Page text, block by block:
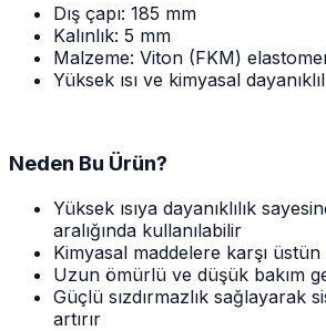
Dış çapı: 185 mm
Kalınlık: 5 mm
Malzeme: Viton (FKM)
Yüksek ısı ve kimyasal
Neden Bu Ürün?
Yüksek ısıya dayanıklılık
aralığında kullanılabilir
Kimyasal maddelere karşı
Uzun ömürlü ve düşük bakım
Güçlü sızdırmazlık sağlayarak
artırır